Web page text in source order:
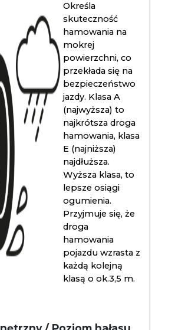
Określa
skuteczność
hamowania na
mokrej
powierzchni, co
przekłada się na
bezpieczeństwo
jazdy. Klasa A
(najwyższa) to
najkrótsza droga
hamowania, klasa
E (najniższa)
najdłuższa.
Wyższa klasa, to
lepsze osiągi
ogumienia.
Przyjmuje się, że
droga
hamowania
pojazdu wzrasta z
każdą kolejną
klasą o ok.3,5 m.